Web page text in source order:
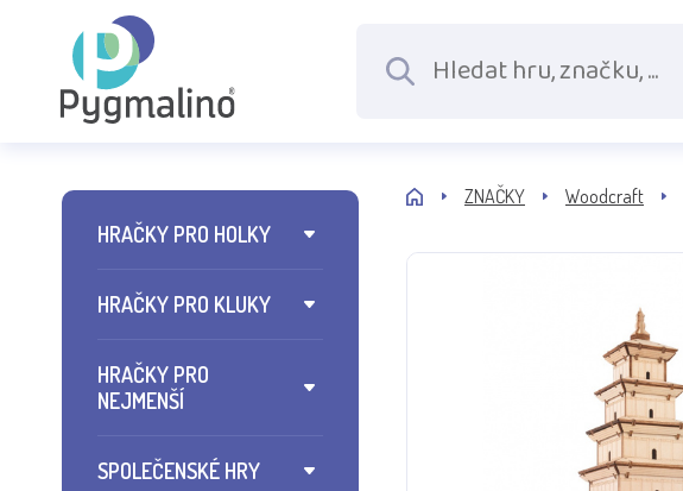
HRAČKY PRO HOLKY
HRAČKY PRO KLUKY
HRAČKY PRO
NEJMENŠÍ
SPOLEČENSKÉ HRY
ZNAČKY Woodcraft